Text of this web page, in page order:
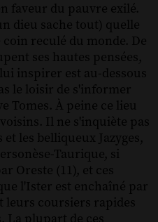
faveur du pauvre exilé.
dieu sache tout) quelle
reculé du monde. De
ses hautes pensées,
inspirer est au-dessous
le loisir de s'informer
Tomes. À peine ce lieu
Il ne s'inquiète pas
les belliqueux Jazyges,
Taurique, si
Oreste (11), et ces
l'Ister est enchaîné par
leurs coursiers rapides
La plupart de ces